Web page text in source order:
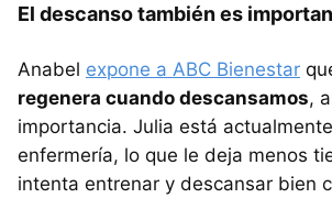
El descanso también es
Anabel expone a ABC Bienestar
regenera cuando descansamos,
importancia. Julia está
enfermería, lo que le deja menos
intenta entrenar y descansar bien